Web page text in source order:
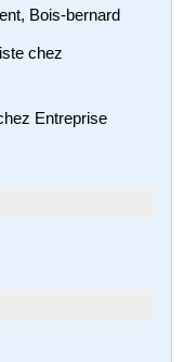
Bois-bernard
chez
Entreprise